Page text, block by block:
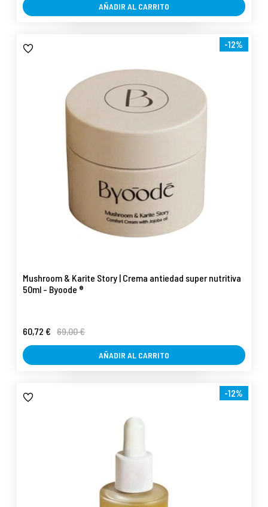
AÑADIR AL CARRITO
-12%
Mushroom & Karite Story | Crema antiedad super nutritiva
50ml - Byoode ®
60,72 € 69,00 €
AÑADIR AL CARRITO
-12%